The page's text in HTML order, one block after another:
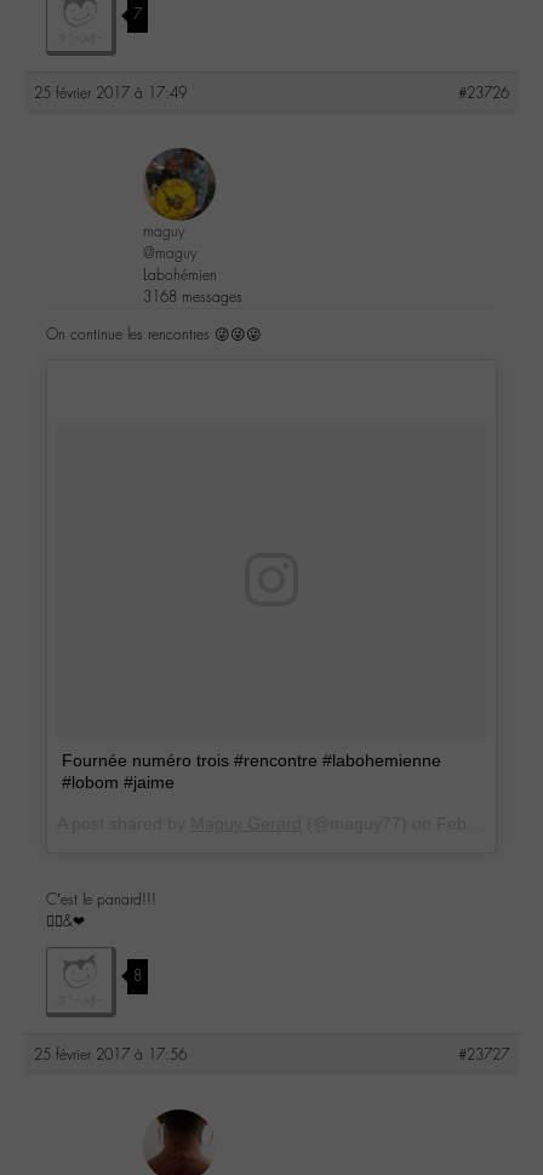
7
25 février 2017 à 17:49 #23726
maguy
@maguy
Labohémien
3168 messages
On continue les rencontres 😜😜😜
Fournée numéro trois #rencontre #labohemienne
#lobom #jaime
C’est le panard!!!
✌🏼&❤
8
25 février 2017 à 17:56 #23727